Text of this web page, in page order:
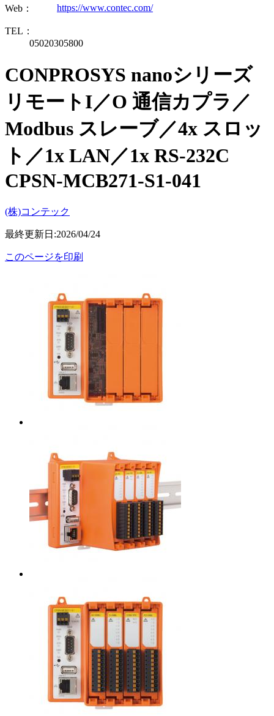
Web： https://www.contec.com/
TEL：
05020305800
CONPROSYS nanoシリーズ
リモートI／O 通信カプラ／
Modbus スレーブ／4x スロッ
ト／1x LAN／1x RS-232C
CPSN-MCB271-S1-041
(株)コンテック
最終更新日:2026/04/24
このページを印刷